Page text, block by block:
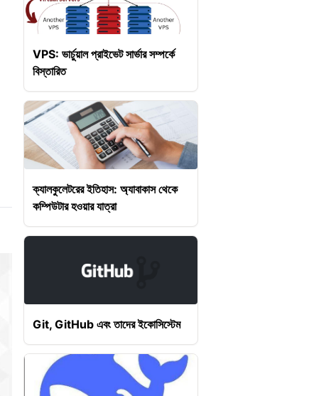
VPS: ভার্চুয়াল প্রাইভেট সার্ভার সম্পর্কে
বিস্তারিত
ক্যালকুলেটরের ইতিহাস: অ্যাবাকাস থেকে
কম্পিউটার হওয়ার যাত্রা
Git, GitHub এবং তাদের ইকোসিস্টেম